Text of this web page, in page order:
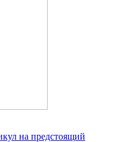
на предстоящий